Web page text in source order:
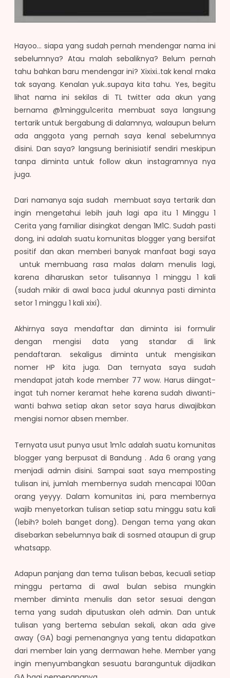
Hayoo... siapa yang sudah pernah mendengar nama ini
sebelumnya? Atau malah sebaliknya? Belum pernah
tahu bahkan baru mendengar ini? Xixixi..tak kenal maka
tak sayang. Kenalan yuk..supaya kita tahu. Yes, begitu
lihat nama ini sekilas di TL twitter ada akun yang
bernama @1minggu1cerita membuat saya langsung
tertarik untuk bergabung di dalamnya, walaupun belum
ada anggota yang pernah saya kenal sebelumnya
disini. Dan saya? langsung berinisiatif sendiri meskipun
tanpa diminta untuk follow akun instagramnya nya
juga.
Dari namanya saja sudah membuat saya tertarik dan
ingin mengetahui lebih jauh lagi apa itu 1 Minggu 1
Cerita yang familiar disingkat dengan 1M1C. Sudah pasti
dong, ini adalah suatu komunitas blogger yang bersifat
positif dan akan memberi banyak manfaat bagi saya
untuk membuang rasa malas dalam menulis lagi,
karena diharuskan setor tulisannya 1 minggu 1 kali
(sudah mikir di awal baca judul akunnya pasti diminta
setor 1 minggu 1 kali xixi).
Akhirnya saya mendaftar dan diminta isi formulir
dengan mengisi data yang standar di link
pendaftaran. sekaligus diminta untuk mengisikan
nomer HP kita juga. Dan ternyata saya sudah
mendapat jatah kode member 77 wow. Harus diingat-
ingat tuh nomer keramat hehe karena sudah diwanti-
wanti bahwa setiap akan setor saya harus diwajibkan
mengisi nomor absen member.
Ternyata usut punya usut 1m1c adalah suatu komunitas
blogger yang berpusat di Bandung . Ada 6 orang yang
menjadi admin disini. Sampai saat saya memposting
tulisan ini, jumlah membernya sudah mencapai 100an
orang yeyyy. Dalam komunitas ini, para membernya
wajib menyetorkan tulisan setiap satu minggu satu kali
(lebih? boleh banget dong). Dengan tema yang akan
disebarkan sebelumnya baik di sosmed ataupun di grup
whatsapp.
Adapun panjang dan tema tulisan bebas, kecuali setiap
minggu pertama di awal bulan sebisa mungkin
member diminta menulis dan setor sesuai dengan
tema yang sudah diputuskan oleh admin. Dan untuk
tulisan yang bertema sebulan sekali, akan ada give
away (GA) bagi pemenangnya yang tentu didapatkan
dari member lain yang dermawan hehe. Member yang
ingin menyumbangkan sesuatu baranguntuk dijadikan